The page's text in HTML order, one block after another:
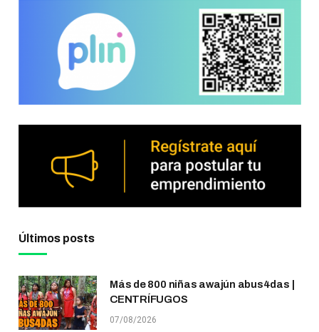
Últimos posts
Más de 800 niñas awajún abus4das |
CENTRÍFUGOS
07/08/2026